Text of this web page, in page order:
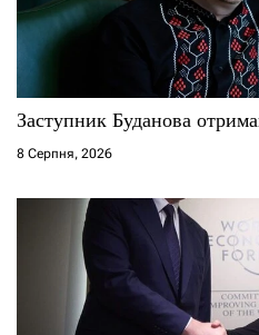
Заступник Буданова
8 Серпня, 2026